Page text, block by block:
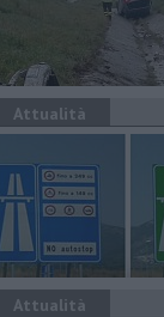
Attualità
Attualità